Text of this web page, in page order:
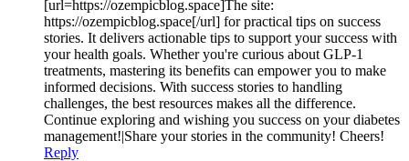
[url=https://ozempicblog.space]The site:
https://ozempicblog.space[/url] for practical tips on success
stories. It delivers actionable tips to support your success with
your health goals. Whether you're curious about GLP-1
treatments, mastering its benefits can empower you to make
informed decisions. With success stories to handling
challenges, the best resources makes all the difference.
Continue exploring and wishing you success on your diabetes
management!|Share your stories in the community! Cheers!
Reply